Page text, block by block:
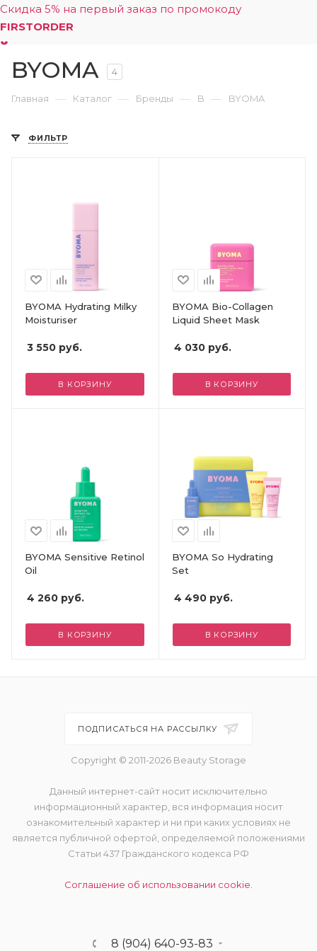
Скидка 5% на первый заказ по промокоду
FIRSTORDER
BYOMA 4
Главная — Каталог — Бренды — B — BYOMA
ФИЛЬТР
BYOMA Hydrating Milky
Moisturiser
3 550 руб.
В КОРЗИНУ
BYOMA Bio-Collagen
Liquid Sheet Mask
4 030руб.
В КОРЗИНУ
BYOMA Sensitive Retinol
Oil
4 260 руб.
В КОРЗИНУ
BYOMA So Hydrating
Set
4 490руб.
В КОРЗИНУ
ПОДПИСАТЬСЯ НА РАССЫЛКУ
Copyright © 2011-2026 Beauty Storage
Данный интернет-сайт носит исключительно
информационный характер, вся информация носит
ознакомительный характер и ни при каких условиях не
является публичной офертой, определяемой положениями
Статьи 437 Гражданского кодекса РФ
Соглашение об использовании cookie.
8 (904) 640-93-83